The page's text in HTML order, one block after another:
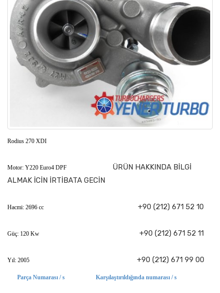
Rodius 270 XDI
Motor: Y220 Euro4 DPF ÜRÜN HAKKINDA BİLGİ
ALMAK İCİN İRTİBATA GECİN
Hacmi: 2696 cc +90 (212) 671 52 10
Güç: 120 Kw +90 (212) 671 52 11
Yıl: 2005 +90 (212) 671 99 00
Parça Numarası / s Karşılaştırıldığında numarası / s